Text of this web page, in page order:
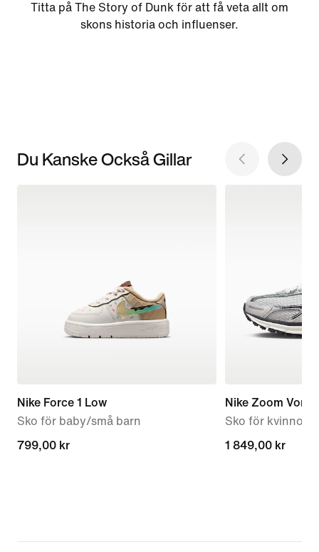
Titta på The Story of Dunk för att få veta allt om
skons historia och influenser.
Du Kanske Också Gillar
Nike Force 1 Low
Sko för baby/små barn
799,00 kr
799,00 kr
Nike Zoom
Sko för kvinnor
1 849,00 kr
1 849,00 kr